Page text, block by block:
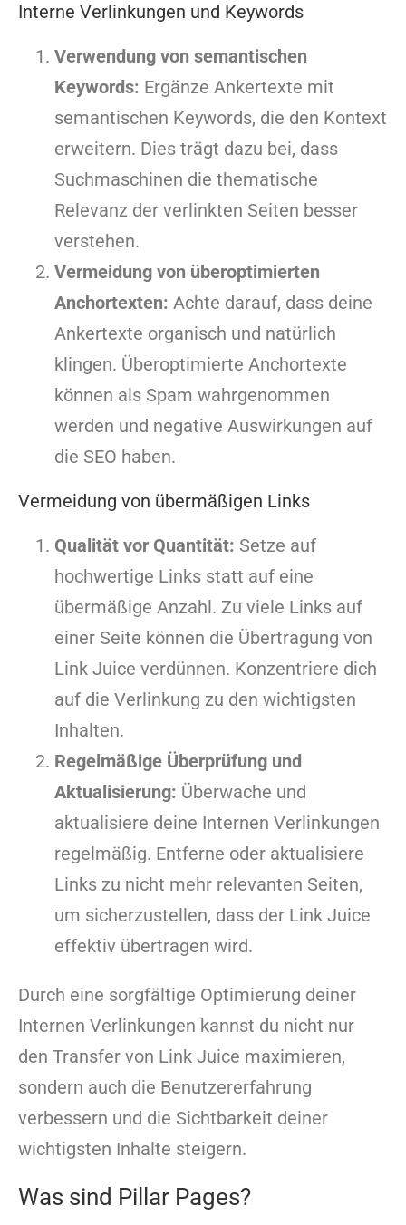
Interne Verlinkungen und Keywords
Verwendung von semantischen
Keywords: Ergänze Ankertexte mit
semantischen Keywords, die den Kontext
erweitern. Dies trägt dazu bei, dass
Suchmaschinen die thematische
Relevanz der verlinkten Seiten besser
verstehen.
Vermeidung von überoptimierten
Anchortexten: Achte darauf, dass deine
Ankertexte organisch und natürlich
klingen. Überoptimierte Anchortexte
können als Spam wahrgenommen
werden und negative Auswirkungen auf
die SEO haben.
Vermeidung von übermäßigen Links
Qualität vor Quantität: Setze auf
hochwertige Links statt auf eine
übermäßige Anzahl. Zu viele Links auf
einer Seite können die Übertragung von
Link Juice verdünnen. Konzentriere dich
auf die Verlinkung zu den wichtigsten
Inhalten.
Regelmäßige Überprüfung und
Aktualisierung: Überwache und
aktualisiere deine Internen Verlinkungen
regelmäßig. Entferne oder aktualisiere
Links zu nicht mehr relevanten Seiten,
um sicherzustellen, dass der Link Juice
effektiv übertragen wird.
Durch eine sorgfältige Optimierung deiner
Internen Verlinkungen kannst du nicht nur
den Transfer von Link Juice maximieren,
sondern auch die Benutzererfahrung
verbessern und die Sichtbarkeit deiner
wichtigsten Inhalte steigern.
Was sind Pillar Pages?